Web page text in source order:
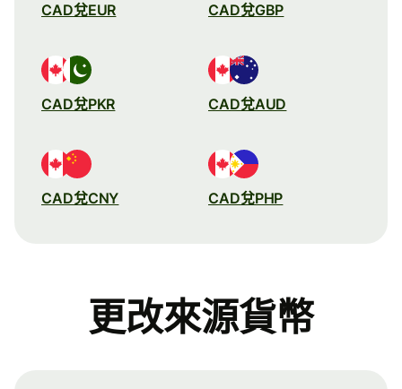
CAD兌EUR CAD兌GBP
CAD兌PKR CAD兌AUD
CAD兌CNY CAD兌PHP
更改來源貨幣